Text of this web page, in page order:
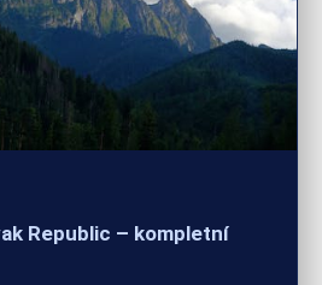
Republic – kompletní